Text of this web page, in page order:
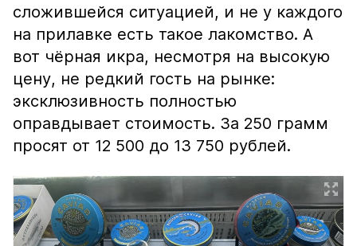
сложившейся ситуацией, и не у каждого
на прилавке есть такое лакомство. А
вот чёрная икра, несмотря на высокую
цену, не редкий гость на рынке:
эксклюзивность полностью
оправдывает стоимость. За 250 грамм
просят от 12 500 до 13 750 рублей.